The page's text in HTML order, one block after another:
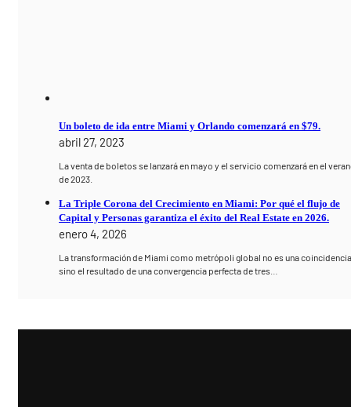
Un boleto de ida entre Miami y Orlando comenzará en $79.
abril 27, 2023
La venta de boletos se lanzará en mayo y el servicio comenzará en el
de 2023.
La Triple Corona del Crecimiento en Miami: Por qué el flujo de
Capital y Personas garantiza el éxito del Real Estate en 2026.
enero 4, 2026
La transformación de Miami como metrópoli global no es una
sino el resultado de una convergencia perfecta de tres…